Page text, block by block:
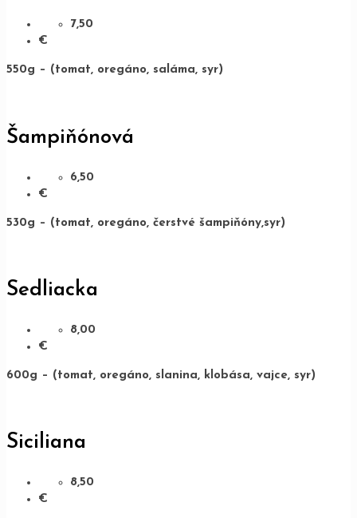
7,50
€
550g – (tomat, oregáno, saláma, syr)
Šampiňónová
6,50
€
530g – (tomat, oregáno, čerstvé šampiňóny,syr)
Sedliacka
8,00
€
600g – (tomat, oregáno, slanina, klobása, vajce, syr)
Siciliana
8,50
€